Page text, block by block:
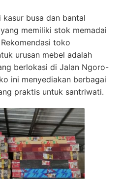
busa dan bantal
memiliki stok memadai
toko
urusan mebel adalah
berlokasi di Jalan Ngoro-
ini menyediakan berbagai
praktis untuk santriwati.